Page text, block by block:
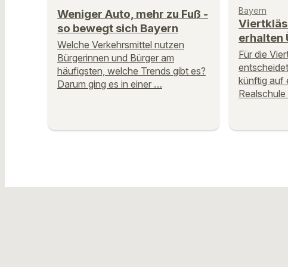
Weniger Auto, mehr zu Fuß -
so bewegt sich Bayern
Welche Verkehrsmittel nutzen
Bürgerinnen und Bürger am
häufigsten, welche Trends gibt es?
Darum ging es in einer …
Bayern
erhalten
Für die
künftig auf